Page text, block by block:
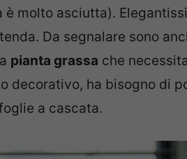
è molto asciutta).
Da segnalare sono
pianta grassa che
decorativo, ha bisogno di
a cascata.